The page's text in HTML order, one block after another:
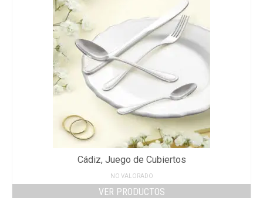
Cádiz, Juego de Cubiertos
NO VALORADO
VER PRODUCTOS